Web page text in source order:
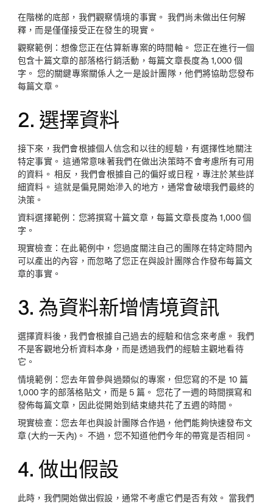
在階梯的底部，我們觀察情境的事實。 我們尚未做出任何解
釋，而是僅僅接受正在發生的現實。
觀察範例：想像您正在估算新專案的時間軸。 您正在進行一個
包含十篇文章的部落格行銷活動，每篇文章長度為 1,000 個
字。 您的關鍵專案關係人之一是設計團隊，他們將協助您發布
每篇文章。
2. 選擇資料
接下來，我們會根據個人信念和以往的經驗，有選擇性地關注
特定事實。 這通常意味著我們在做出決策時不會考慮所有可用
的資料。 相反，我們會根據自己的偏好或日程，專注於某些詳
細資料。 這就是偏見開始滲入的地方，通常會破壞我們最終的
決策。
資料選擇範例： 您將撰寫十篇文章，每篇文章長度為 1,000 個
字。
現實檢查：在此範例中，您過度關注自己的團隊在特定時間內
可以產出的內容，而忽略了您正在與設計團隊合作發布每篇文
章的事實。
3. 為資料新增情境資訊
選擇資料後，我們會根據自己過去的經驗和信念來考慮。 我們
不是客觀地分析資料本身，而是透過我們的經驗主觀地看待
它。
情境範例：您去年曾參與過類似的專案，但您寫的不是 10 篇
1,000 字的部落格貼文，而是 5 篇。 您花了一週的時間撰寫和
發佈每篇文章，因此從開始到結束總共花了五週的時間。
現實檢查：您去年也與設計團隊合作過，他們能夠快速發布文
章 (大約一天內)。 不過，您不知道他們今年的帶寬是否相同。
4. 做出假設
此時，我們開始做出假設，通常不考慮它們是否有效。 當我們